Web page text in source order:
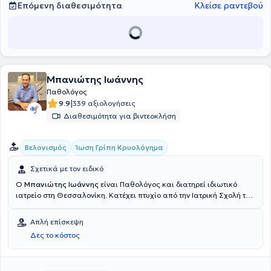
Επόμενη διαθεσιμότητα Κλείσε ραντεβού
Μπανιώτης Ιωάννης
Παθολόγος
9.9|339 αξιολογήσεις
Διαθεσιμότητα για βιντεοκλήση
Βελονισμός Ίωση Γρίπη Κρυολόγημα
Σχετικά με τον ειδικό
Ο Μπανιώτης Ιωάννης είναι Παθολόγος και διατηρεί ιδιωτικό
ιατρείο στη Θεσσαλονίκη. Κατέχει πτυχίο από την Ιατρική Σχολή του
Παθολογία στο Γενικό Νοσοκομείο Γιαννιτσών και στο Γενικό
Νοσοκομείο Θεσσαλονίκης "Ο Άγιος Δημήτριος". Επιπλέον, έπειτα
από διετή εκπαίδευση, απέκτησε πιστοποίηση στον Ιατρικό
βελονισμό, ενώ έχει μετεκπαιδευτεί στο Hospital of Acupuncture and
Απλή επίσκεψη
Δες το κόστος